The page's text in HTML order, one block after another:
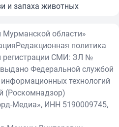
и запаха животных
Мурманской области»
Редакционная политика
регистрации СМИ: ЭЛ №
Федеральной службой
технологий
(Роскомнадзор)
Медиа», ИНН 5190009745,